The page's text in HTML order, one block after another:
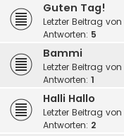
Guten Tag!
Letzter Beitrag von
Antworten: 5
Bammi
Letzter Beitrag von
Antworten: 1
Halli Hallo
Letzter Beitrag von
Antworten: 2